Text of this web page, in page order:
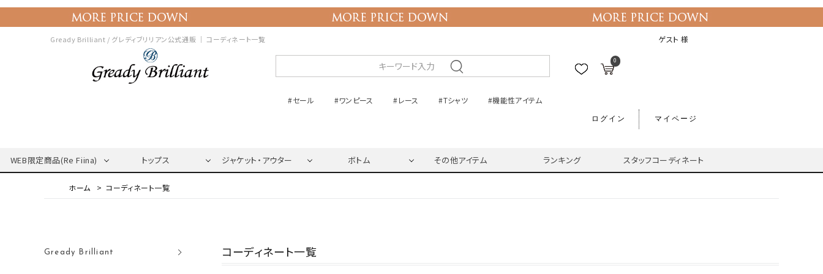
Gready Brilliant / グレディブリリアン公式通販 ｜ コーディネート一覧 ゲスト 様
0
#セール #ワンピース #レース #Tシャツ #機能性アイテム
ログイン マイページ
WEB限定商品(Re Fiina) トップス ジャケット・アウター ボトム その他アイテム ランキング スタッフコーディネート
コーディネート一覧
Gready Brilliant コーディネート一覧